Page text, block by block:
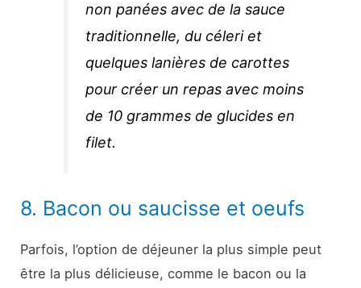
non panées avec de la sauce
traditionnelle, du céleri et
quelques lanières de carottes
pour créer un repas avec moins
de 10 grammes de glucides en
filet.
8. Bacon ou saucisse et oeufs
Parfois, l’option de déjeuner la plus simple peut
être la plus délicieuse, comme le bacon ou la